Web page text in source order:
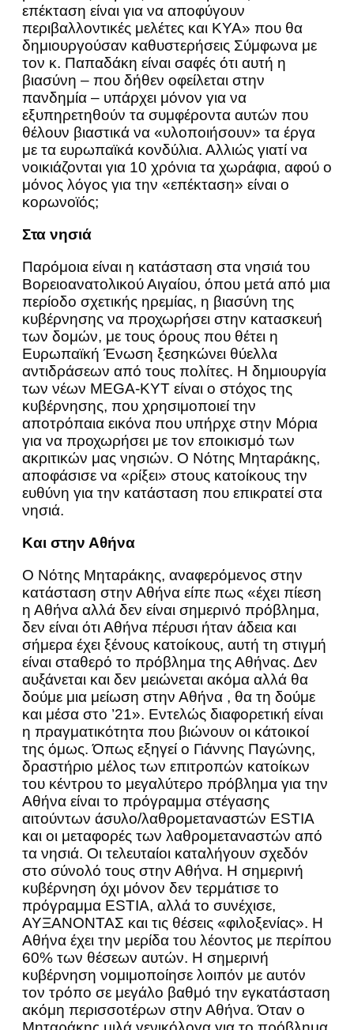
επέκταση είναι για να αποφύγουν
περιβαλλοντικές μελέτες και ΚΥΑ» που θα
δημιουργούσαν καθυστερήσεις Σύμφωνα με
τον κ. Παπαδάκη είναι σαφές ότι αυτή η
βιασύνη – που δήθεν οφείλεται στην
πανδημία – υπάρχει μόνον για να
εξυπηρετηθούν τα συμφέροντα αυτών που
θέλουν βιαστικά να «υλοποιήσουν» τα έργα
με τα ευρωπαϊκά κονδύλια. Αλλιώς γιατί να
νοικιάζονται για 10 χρόνια τα χωράφια, αφού ο
μόνος λόγος για την «επέκταση» είναι ο
κορωνοϊός;
Στα νησιά
Παρόμοια είναι η κατάσταση στα νησιά του
Βορειοανατολικού Αιγαίου, όπου μετά από μια
περίοδο σχετικής ηρεμίας, η βιασύνη της
κυβέρνησης να προχωρήσει στην κατασκευή
των δομών, με τους όρους που θέτει η
Ευρωπαϊκή Ένωση ξεσηκώνει θύελλα
αντιδράσεων από τους πολίτες. Η δημιουργία
των νέων MEGA-ΚΥΤ είναι ο στόχος της
κυβέρνησης, που χρησιμοποιεί την
αποτρόπαια εικόνα που υπήρχε στην Μόρια
για να προχωρήσει με τον εποικισμό των
ακριτικών μας νησιών. Ο Νότης Μηταράκης,
αποφάσισε να «ρίξει» στους κατοίκους την
ευθύνη για την κατάσταση που επικρατεί στα
νησιά.
Και στην Αθήνα
Ο Νότης Μηταράκης, αναφερόμενος στην
κατάσταση στην Αθήνα είπε πως «έχει πίεση
η Αθήνα αλλά δεν είναι σημερινό πρόβλημα,
δεν είναι ότι Αθήνα πέρυσι ήταν άδεια και
σήμερα έχει ξένους κατοίκους, αυτή τη στιγμή
είναι σταθερό το πρόβλημα της Αθήνας. Δεν
αυξάνεται και δεν μειώνεται ακόμα αλλά θα
δούμε μια μείωση στην Αθήνα , θα τη δούμε
και μέσα στο ’21». Εντελώς διαφορετική είναι
η πραγματικότητα που βιώνουν οι κάτοικοί
της όμως. Όπως εξηγεί ο Γιάννης Παγώνης,
δραστήριο μέλος των επιτροπών κατοίκων
του κέντρου το μεγαλύτερο πρόβλημα για την
Αθήνα είναι το πρόγραμμα στέγασης
αιτούντων άσυλο/λαθρομεταναστών ESTIA
και οι μεταφορές των λαθρομεταναστών από
τα νησιά. Οι τελευταίοι καταλήγουν σχεδόν
στο σύνολό τους στην Αθήνα. Η σημερινή
κυβέρνηση όχι μόνον δεν τερμάτισε το
πρόγραμμα ESTIA, αλλά το συνέχισε,
ΑΥΞΑΝΟΝΤΑΣ και τις θέσεις «φιλοξενίας». Η
Αθήνα έχει την μερίδα του λέοντος με περίπου
60% των θέσεων αυτών. Η σημερινή
κυβέρνηση νομιμοποίησε λοιπόν με αυτόν
τον τρόπο σε μεγάλο βαθμό την εγκατάσταση
ακόμη περισσοτέρων στην Αθήνα. Όταν ο